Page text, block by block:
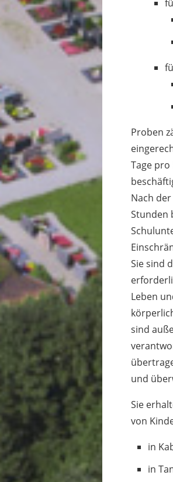
Proben
Tage
Nach
Stunden
Sie sind
Leben
sind
und
Sie
von
in
in